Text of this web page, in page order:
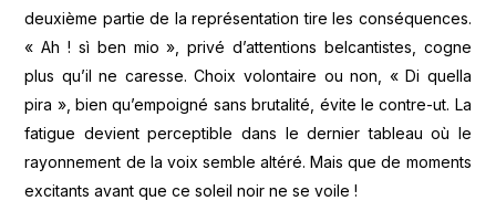
deuxième partie de la représentation tire les conséquences.
« Ah ! sì ben mio », privé d’attentions belcantistes, cogne
plus qu’il ne caresse. Choix volontaire ou non, « Di quella
pira », bien qu’empoigné sans brutalité, évite le contre-ut. La
fatigue devient perceptible dans le dernier tableau où le
rayonnement de la voix semble altéré. Mais que de moments
excitants avant que ce soleil noir ne se voile !